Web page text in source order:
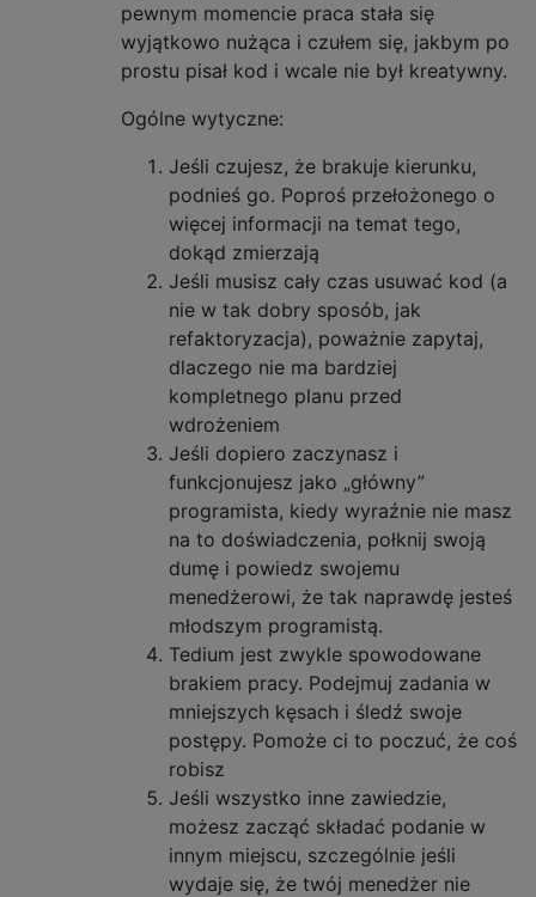
pewnym momencie praca stała się
wyjątkowo nużąca i czułem się, jakbym po
prostu pisał kod i wcale nie był kreatywny.
Ogólne wytyczne:
Jeśli czujesz, że brakuje kierunku,
podnieś go. Poproś przełożonego o
więcej informacji na temat tego,
dokąd zmierzają
Jeśli musisz cały czas usuwać kod (a
nie w tak dobry sposób, jak
refaktoryzacja), poważnie zapytaj,
dlaczego nie ma bardziej
kompletnego planu przed
wdrożeniem
Jeśli dopiero zaczynasz i
funkcjonujesz jako „główny”
programista, kiedy wyraźnie nie masz
na to doświadczenia, połknij swoją
dumę i powiedz swojemu
menedżerowi, że tak naprawdę jesteś
młodszym programistą.
Tedium jest zwykle spowodowane
brakiem pracy. Podejmuj zadania w
mniejszych kęsach i śledź swoje
postępy. Pomoże ci to poczuć, że coś
robisz
Jeśli wszystko inne zawiedzie,
możesz zacząć składać podanie w
innym miejscu, szczególnie jeśli
wydaje się, że twój menedżer nie